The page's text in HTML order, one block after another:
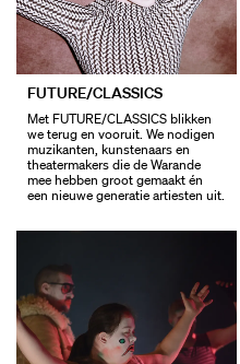
FUTURE/CLASSICS
Met FUTURE/CLASSICS blikken
we terug en vooruit. We nodigen
muzikanten, kunstenaars en
theatermakers die de Warande
mee hebben groot gemaakt én
een nieuwe generatie artiesten uit.